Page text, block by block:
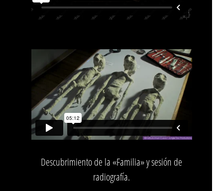
Descubrimiento de la «Familia» y sesión de
radiografía.